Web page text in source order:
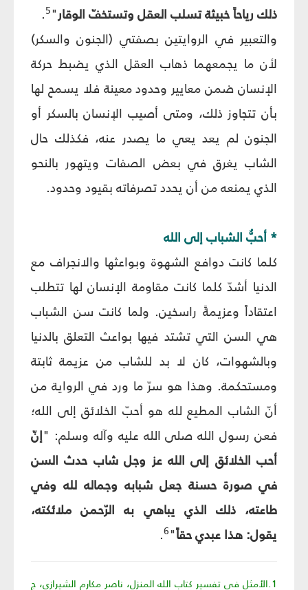
ذلك رياحاً خبيثة تسلب العقل وتستخفّ الوقار"
5
.
والتعبير في الروايتين بصفتي (الجنون والسكر)
لأن ما يجمعهما ذهاب العقل الذي يضبط حركة
الإنسان ضمن معايير وحدود معينة فلا يسمح لها
بأن تتجاوز ذلك، ومتى أصيب الإنسان بالسكر أو
الجنون لم يعد يعي ما يصدر عنه، فكذلك حال
الشاب يغرق في بعض الصفات ويتهور بالنحو
الذي يمنعه من أن يحدد تصرفاته بقيود وحدود.
* أحبُّ الشباب إلى الله
كلما كانت دوافع الشهوة وبواعثها والانجراف مع
الدنيا أشدّ كلما كانت مقاومة الإنسان لها تتطلب
اعتقاداً وعزيمةً راسخين. ولما كانت سن الشباب
هي السن التي تشتد فيها بواعث التعلق بالدنيا
وبالشهوات، كان لا بد للشاب من عزيمة ثابتة
ومستحكمة. وهذا هو سرّ ما ورد في الرواية من
أنّ الشاب المطيع لله هو أحبّ الخلائق إلى الله؛
فعن رسول الله صلى الله عليه وآله وسلم: "إنّ
أحب الخلائق إلى الله عز وجل شاب حدث السن
في صورة حسنة جعل شبابه وجماله لله وفي
طاعته، ذلك الذي يباهي به الرّحمن ملائكته،
يقول: هذا عبدي حقاً"
6
.
1.الأمثل في تفسير كتاب الله المنزل، ناصر مكارم الشيرازي، ج